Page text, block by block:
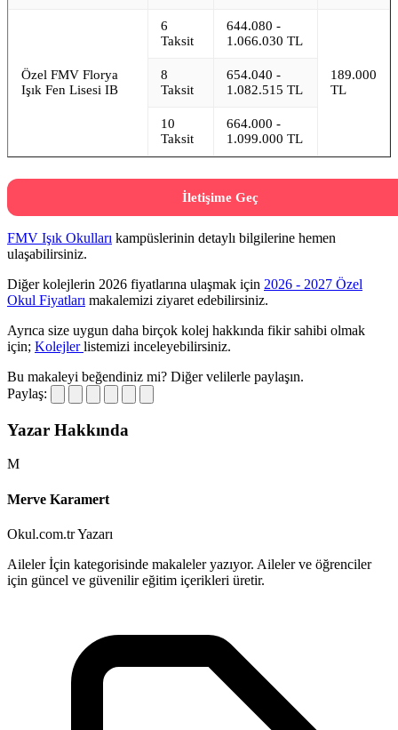
Özel FMV Florya
Işık Fen Lisesi IB
6
Taksit
644.080 -
1.066.030 TL
189.000
TL
8
Taksit
654.040 -
1.082.515 TL
10
Taksit
664.000 -
1.099.000 TL
İletişime Geç
FMV Işık Okulları kampüslerinin detaylı bilgilerine hemen
ulaşabilirsiniz.
Diğer kolejlerin 2026 fiyatlarına ulaşmak için 2026 - 2027 Özel
Okul Fiyatları makalemizi ziyaret edebilirsiniz.
Ayrıca size uygun daha birçok kolej hakkında fikir sahibi olmak
için; Kolejlerlistemizi inceleyebilirsiniz.
Bu makaleyi beğendiniz mi? Diğer velilerle paylaşın.
Paylaş:
Yazar Hakkında
M
Merve Karamert
Okul.com.tr Yazarı
Aileler İçin kategorisinde makaleler yazıyor. Aileler ve öğrenciler
için güncel ve güvenilir eğitim içerikleri üretir.